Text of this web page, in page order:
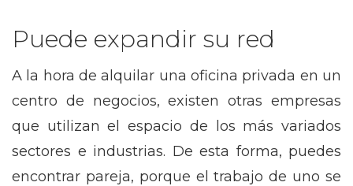
Puede expandir su red
A la hora de alquilar una oficina privada en un
centro de negocios, existen otras empresas
que utilizan el espacio de los más variados
sectores e industrias. De esta forma, puedes
encontrar pareja, porque el trabajo de uno se